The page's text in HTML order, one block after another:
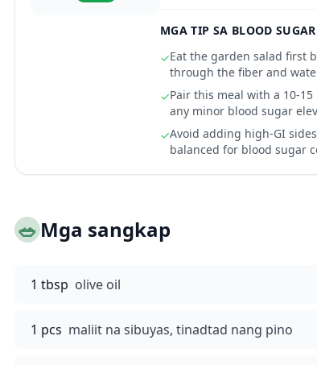
MGA TIP SA BLOOD SUGAR
✓Eat the garden salad first
through the fiber and
✓Pair this meal with a 10-
any minor blood sugar
✓Avoid adding high-GI
balanced for blood sugar
🥗Mga sangkap
1 tbsp olive oil
1 pcs maliit na sibuyas, tinadtad nang pino